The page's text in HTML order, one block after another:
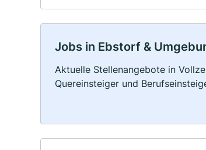
Jobs in Ebstorf &
Aktuelle Stellenangebote in
Quereinsteiger und